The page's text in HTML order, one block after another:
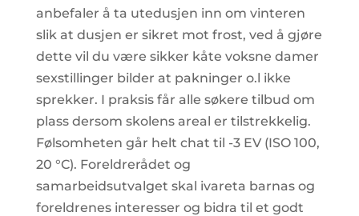
anbefaler å ta utedusjen inn om vinteren
slik at dusjen er sikret mot frost, ved å gjøre
dette vil du være sikker kåte voksne damer
sexstillinger bilder at pakninger o.l ikke
sprekker. I praksis får alle søkere tilbud om
plass dersom skolens areal er tilstrekkelig.
Følsomheten går helt chat til -3 EV (ISO 100,
20 °C). Foreldrerådet og
samarbeidsutvalget skal ivareta barnas og
foreldrenes interesser og bidra til et godt